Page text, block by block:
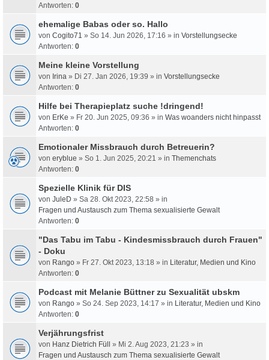
Antworten: 0
ehemalige Babas oder so. Hallo
von Cogito71 » So 14. Jun 2026, 17:16 » in Vorstellungsecke
Antworten: 0
Meine kleine Vorstellung
von Irina » Di 27. Jan 2026, 19:39 » in Vorstellungsecke
Antworten: 0
Hilfe bei Therapieplatz suche !dringend!
von ErKe » Fr 20. Jun 2025, 09:36 » in Was woanders nicht hinpasst
Antworten: 0
Emotionaler Missbrauch durch Betreuerin?
von eryblue » So 1. Jun 2025, 20:21 » in Themenchats
Antworten: 0
Spezielle Klinik für DIS
von JuleD » Sa 28. Okt 2023, 22:58 » in
Fragen und Austausch zum Thema sexualisierte Gewalt
Antworten: 0
"Das Tabu im Tabu - Kindesmissbrauch durch Frauen"
- Doku
von Rango » Fr 27. Okt 2023, 13:18 » in Literatur, Medien und Kino
Antworten: 0
Podcast mit Melanie Büttner zu Sexualität ubskm
von Rango » So 24. Sep 2023, 14:17 » in Literatur, Medien und Kino
Antworten: 0
Verjährungsfrist
von Hanz Dietrich Füll » Mi 2. Aug 2023, 21:23 » in
Fragen und Austausch zum Thema sexualisierte Gewalt